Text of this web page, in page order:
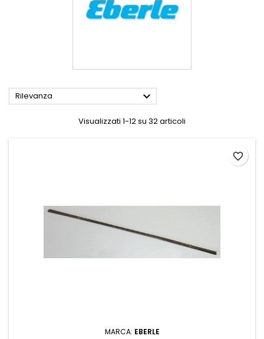
Rilevanza 
Visualizzati 1-12 su 32 articoli
MARCA: EBERLE
favorite_border